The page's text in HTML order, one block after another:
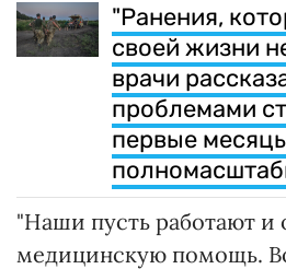
"Ранения,
своей жизни
врачи
проблемами
первые
"Наши пусть работают и
медицинскую помощь.